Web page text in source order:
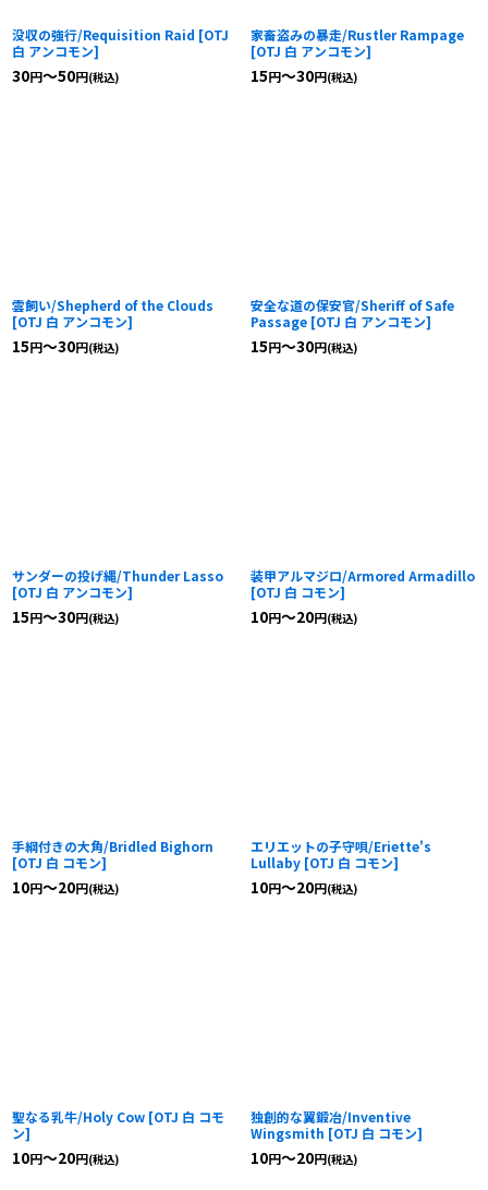
没収の強行/Requisition Raid [OTJ
白 アンコモン]
30円～50円(税込)
家畜盗みの暴走/Rustler Rampage
[OTJ 白 アンコモン]
15円～30円(税込)
雲飼い/Shepherd of the Clouds
[OTJ 白 アンコモン]
15円～30円(税込)
安全な道の保安官/Sheriff of Safe
Passage [OTJ 白 アンコモン]
15円～30円(税込)
サンダーの投げ縄/Thunder Lasso
[OTJ 白 アンコモン]
15円～30円(税込)
装甲アルマジロ/Armored Armadillo
[OTJ 白 コモン]
10円～20円(税込)
手綱付きの大角/Bridled Bighorn
[OTJ 白 コモン]
10円～20円(税込)
エリエットの子守唄/Eriette's
Lullaby [OTJ 白 コモン]
10円～20円(税込)
聖なる乳牛/Holy Cow [OTJ 白 コモ
ン]
10円～20円(税込)
独創的な翼鍛冶/Inventive
Wingsmith [OTJ 白 コモン]
10円～20円(税込)